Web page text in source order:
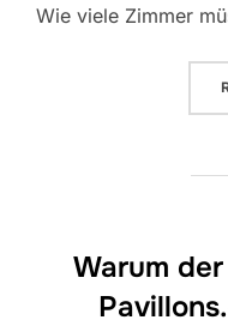
Wie viele Zimmer
Warum